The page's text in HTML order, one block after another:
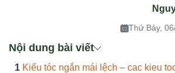
Thứ Bảy,
Nội dung bài viết
Kiểu tóc ngắn mái lệch – cac kieu